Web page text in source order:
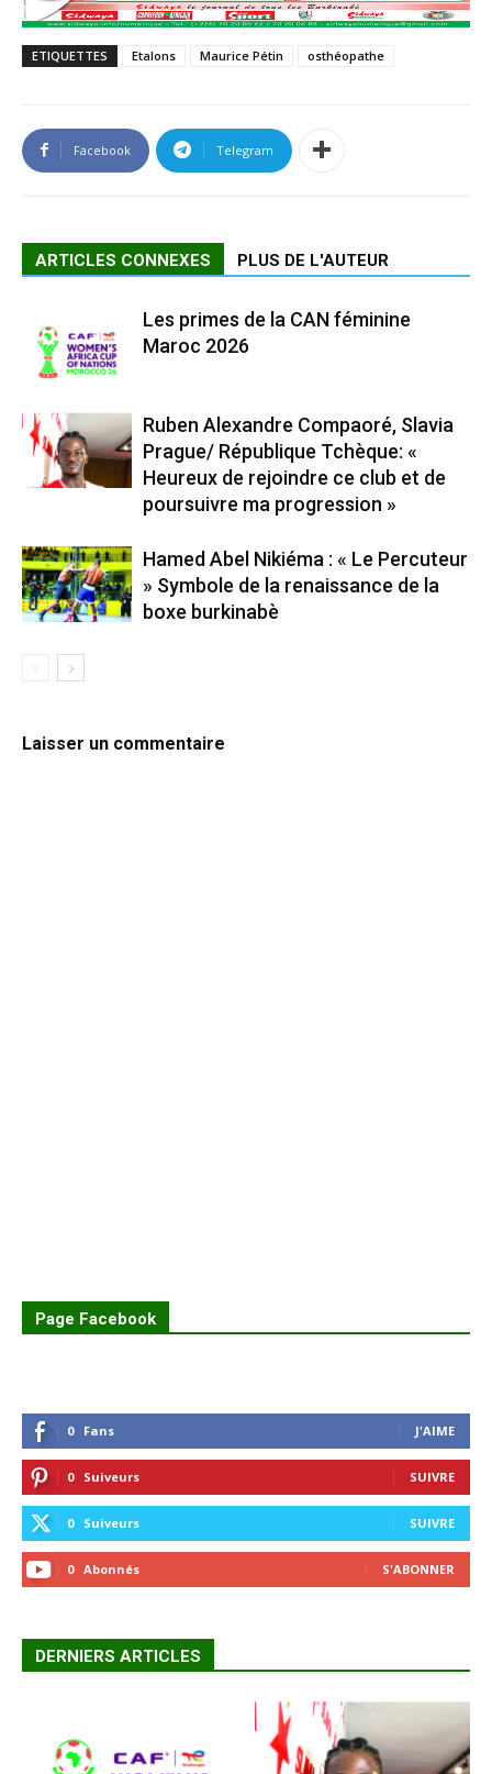
ETIQUETTES Etalons Maurice Pétin osthéopathe
Facebook Telegram
ARTICLES CONNEXES PLUS DE L'AUTEUR
Les primes de la CAN féminine
Maroc 2026
Ruben Alexandre Compaoré, Slavia
Prague/ République Tchèque: «
Heureux de rejoindre ce club et de
poursuivre ma progression »
Hamed Abel Nikiéma : « Le Percuteur
» Symbole de la renaissance de la
boxe burkinabè
Laisser un commentaire
Page Facebook
0 Fans J'AIME
0 Suiveurs SUIVRE
0 Suiveurs SUIVRE
0 Abonnés S'ABONNER
DERNIERS ARTICLES